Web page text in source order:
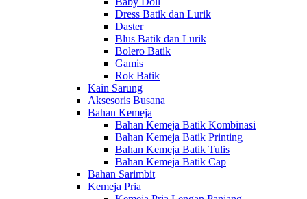
Dress Batik dan Lurik
Daster
Blus Batik dan Lurik
Bolero Batik
Gamis
Rok Batik
Kain Sarung
Aksesoris Busana
Bahan Kemeja
Bahan Kemeja Batik Kombinasi
Bahan Kemeja Batik Printing
Bahan Kemeja Batik Tulis
Bahan Kemeja Batik Cap
Bahan Sarimbit
Kemeja Pria